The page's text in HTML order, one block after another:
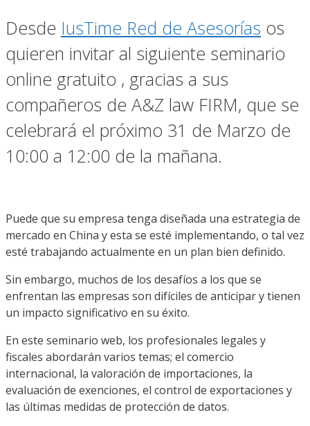
Desde IusTime Red de Asesorías os
quieren invitar al siguiente seminario
online gratuito , gracias a sus
compañeros de A&Z law FIRM, que se
celebrará el próximo 31 de Marzo de
10:00 a 12:00 de la mañana.
Puede que su empresa tenga diseñada una estrategia de
mercado en China y esta se esté implementando, o tal vez
esté trabajando actualmente en un plan bien definido.
Sin embargo, muchos de los desafíos a los que se
enfrentan las empresas son difíciles de anticipar y tienen
un impacto significativo en su éxito.
En este seminario web, los profesionales legales y
fiscales abordarán varios temas; el comercio
internacional, la valoración de importaciones, la
evaluación de exenciones, el control de exportaciones y
las últimas medidas de protección de datos.